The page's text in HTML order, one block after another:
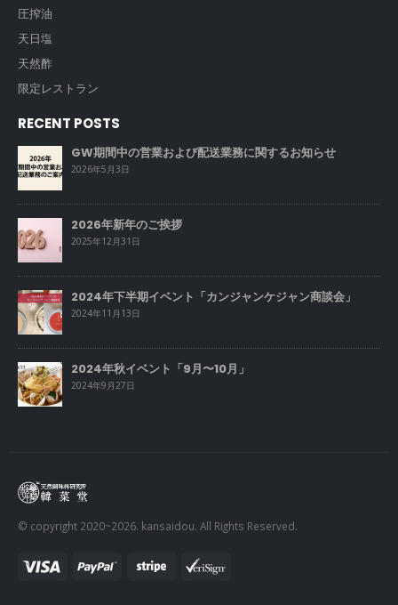
圧搾油
天日塩
天然酢
限定レストラン
RECENT POSTS
GW期間中の営業および配送業務に関するお知らせ
2026年5月3日
2026年新年のご挨拶
2025年12月31日
2024年下半期イベント「カンジャンケジャン商談会」
2024年11月13日
2024年秋イベント「9月〜10月」
2024年9月27日
© copyright 2020~2026. kansaidou. All Rights Reserved.